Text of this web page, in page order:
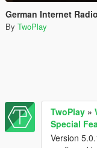
German Internet Radio (DE + AT + CH Sender)
By TwoPlay
TwoPlay »
Special
Version